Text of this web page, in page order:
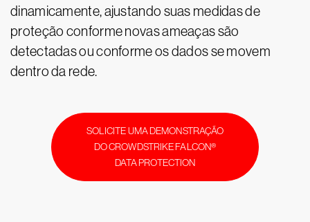
dinamicamente, ajustando suas medidas de
proteção conforme novas ameaças são
detectadas ou conforme os dados se movem
dentro da rede.
SOLICITE UMA DEMONSTRAÇÃO
DO CROWDSTRIKE FALCON®
DATA PROTECTION